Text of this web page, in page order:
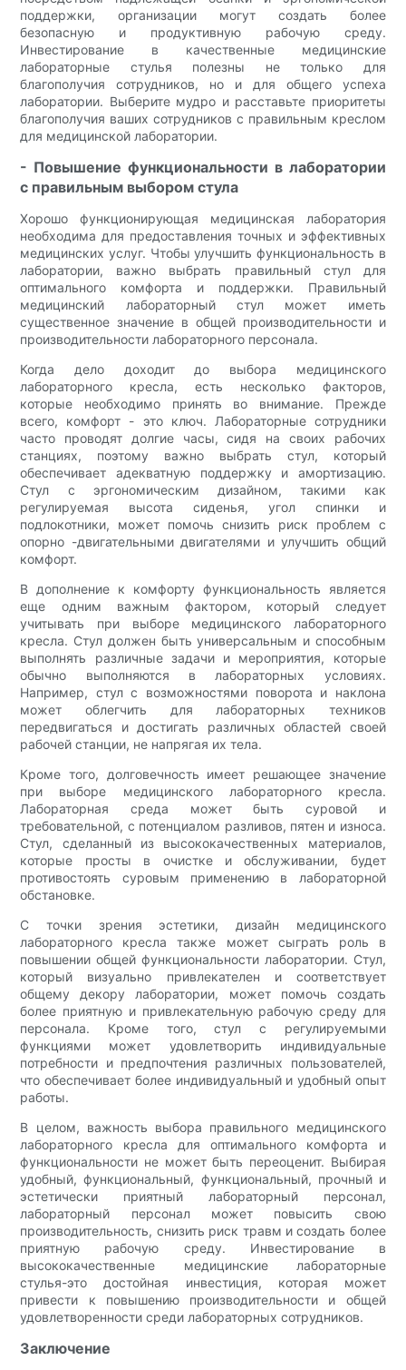
поддержки, организации могут создать более
безопасную и продуктивную рабочую среду.
Инвестирование в качественные медицинские
лабораторные стулья полезны не только для
благополучия сотрудников, но и для общего успеха
лаборатории. Выберите мудро и расставьте приоритеты
благополучия ваших сотрудников с правильным креслом
для медицинской лаборатории.
- Повышение функциональности в лаборатории
с правильным выбором стула
Хорошо функционирующая медицинская лаборатория
необходима для предоставления точных и эффективных
медицинских услуг. Чтобы улучшить функциональность в
лаборатории, важно выбрать правильный стул для
оптимального комфорта и поддержки. Правильный
медицинский лабораторный стул может иметь
существенное значение в общей производительности и
производительности лабораторного персонала.
Когда дело доходит до выбора медицинского
лабораторного кресла, есть несколько факторов,
которые необходимо принять во внимание. Прежде
всего, комфорт - это ключ. Лабораторные сотрудники
часто проводят долгие часы, сидя на своих рабочих
станциях, поэтому важно выбрать стул, который
обеспечивает адекватную поддержку и амортизацию.
Стул с эргономическим дизайном, такими как
регулируемая высота сиденья, угол спинки и
подлокотники, может помочь снизить риск проблем с
опорно -двигательными двигателями и улучшить общий
комфорт.
В дополнение к комфорту функциональность является
еще одним важным фактором, который следует
учитывать при выборе медицинского лабораторного
кресла. Стул должен быть универсальным и способным
выполнять различные задачи и мероприятия, которые
обычно выполняются в лабораторных условиях.
Например, стул с возможностями поворота и наклона
может облегчить для лабораторных техников
передвигаться и достигать различных областей своей
рабочей станции, не напрягая их тела.
Кроме того, долговечность имеет решающее значение
при выборе медицинского лабораторного кресла.
Лабораторная среда может быть суровой и
требовательной, с потенциалом разливов, пятен и износа.
Стул, сделанный из высококачественных материалов,
которые просты в очистке и обслуживании, будет
противостоять суровым применению в лабораторной
обстановке.
С точки зрения эстетики, дизайн медицинского
лабораторного кресла также может сыграть роль в
повышении общей функциональности лаборатории. Стул,
который визуально привлекателен и соответствует
общему декору лаборатории, может помочь создать
более приятную и привлекательную рабочую среду для
персонала. Кроме того, стул с регулируемыми
функциями может удовлетворить индивидуальные
потребности и предпочтения различных пользователей,
что обеспечивает более индивидуальный и удобный опыт
работы.
В целом, важность выбора правильного медицинского
лабораторного кресла для оптимального комфорта и
функциональности не может быть переоценит. Выбирая
удобный, функциональный, функциональный, прочный и
эстетически приятный лабораторный персонал,
лабораторный персонал может повысить свою
производительность, снизить риск травм и создать более
приятную рабочую среду. Инвестирование в
высококачественные медицинские лабораторные
стулья-это достойная инвестиция, которая может
привести к повышению производительности и общей
удовлетворенности среди лабораторных сотрудников.
Заключение